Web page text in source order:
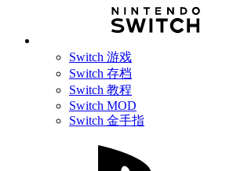
Switch 游戏
Switch 存档
Switch 教程
Switch MOD
Switch 金手指